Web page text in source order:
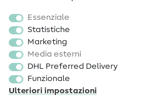
Accessori cucito
Sale
Essenziale
Statistiche
Marketing
Media esterni
DHL Preferred Delivery
Funzionale
Ulteriori impostazioni